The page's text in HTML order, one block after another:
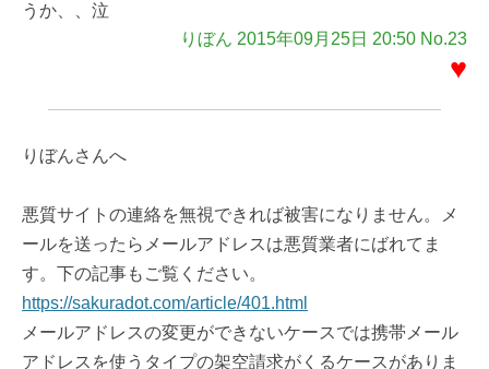
うか、、泣
りぼん 2015年09月25日 20:50 No.23
♥
りぼんさんへ
悪質サイトの連絡を無視できれば被害になりません。メ
ールを送ったらメールアドレスは悪質業者にばれてま
す。下の記事もご覧ください。
https://sakuradot.com/article/401.html
メールアドレスの変更ができないケースでは携帯メール
アドレスを使うタイプの架空請求がくるケースがありま